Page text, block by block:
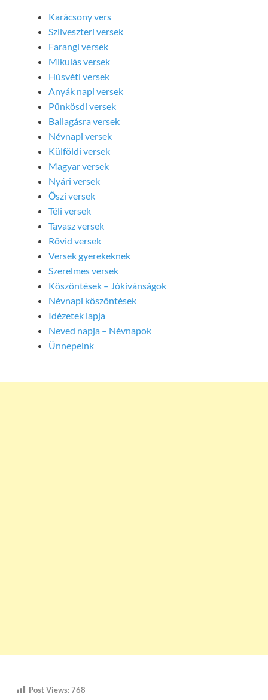
Karácsony vers
Szilveszteri versek
Farangi versek
Mikulás versek
Húsvéti versek
Anyák napi versek
Pünkösdi versek
Ballagásra versek
Névnapi versek
Külföldi versek
Magyar versek
Nyári versek
Őszi versek
Téli versek
Tavasz versek
Rövid versek
Versek gyerekeknek
Szerelmes versek
Köszöntések – Jókívánságok
Névnapi köszöntések
Idézetek lapja
Neved napja – Névnapok
Ünnepeink
Post Views:768